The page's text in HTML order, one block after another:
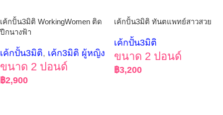
เค้กปั้น3มิติ WorkingWomen ติด
ปีกนางฟ้า
เค้กปั้น3มิติ, เค้ก3มิติ ผู้หญิง
ขนาด 2 ปอนด์
฿2,900
เค้กปั้น3มิติ ทันตแพทย์สาวสวย
เค้กปั้น3มิติ
ขนาด 2 ปอนด์
฿3,200